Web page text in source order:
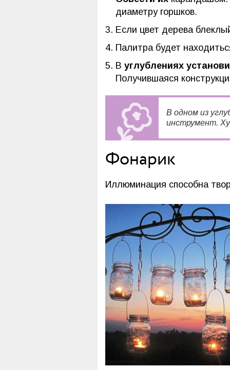
диаметру горшков.
Если цвет дерева
Палитра будет
В углублениях
Получившаяся
В одном из
инструмент.
Фонарик
Иллюминация способна